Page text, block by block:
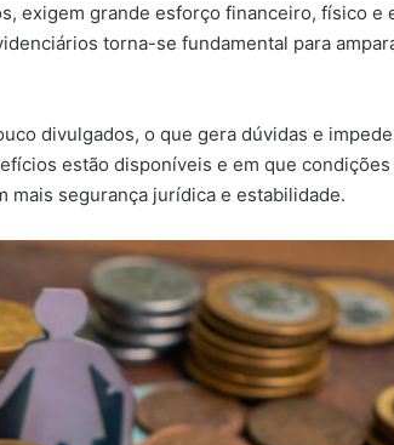
exigem grande esforço financeiro, físico e
torna-se fundamental para
divulgados, o que gera dúvidas e
estão disponíveis e em que
mais segurança jurídica e estabilidade.